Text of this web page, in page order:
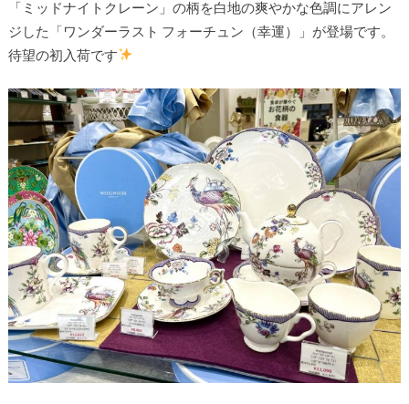
「ミッドナイトクレーン」の柄を白地の爽やかな色調にアレン
ジした「ワンダーラスト フォーチュン（幸運）」が登場です。
待望の初入荷です